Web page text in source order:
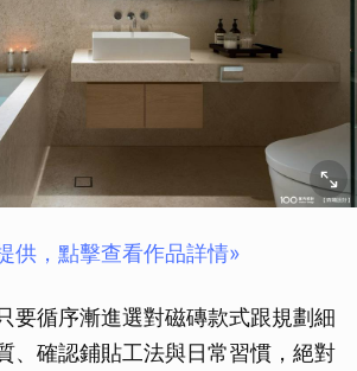
供，點擊查看作品詳情»
要循序漸進選對磁磚款式跟規劃細
、確認鋪貼工法與日常習慣，絕對
消